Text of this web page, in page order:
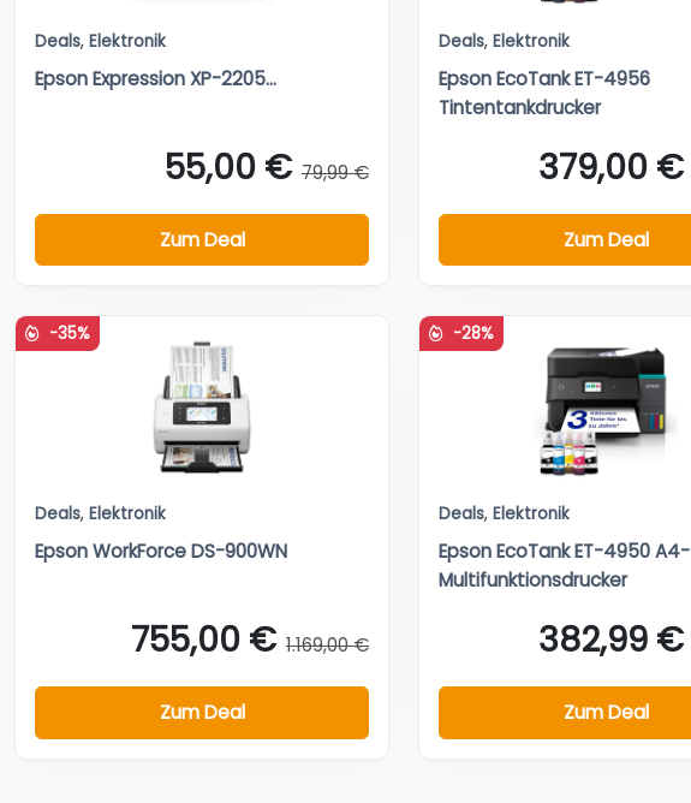
Deals, Elektronik
Epson Expression XP-2205...
55,00 € 79,99 €
Zum Deal
Deals, Elektronik
Epson EcoTank ET-4956
Tintentankdrucker
379,00 €
Zum Deal
-35%
Deals, Elektronik
Epson WorkForce DS-900WN
755,00 € 1.169,00 €
Zum Deal
-28%
Deals, Elektronik
Epson EcoTank ET-4950 A4-
Multifunktionsdrucker
382,99 €
Zum Deal